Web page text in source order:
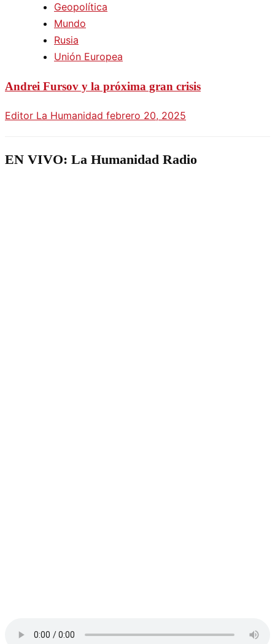
Geopolítica
Mundo
Rusia
Unión Europea
Andrei Fursov y la próxima gran crisis
Editor La Humanidad febrero 20, 2025
EN VIVO: La Humanidad Radio